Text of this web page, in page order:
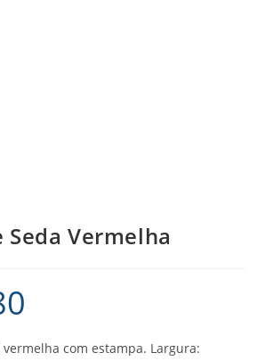
Seda Vermelha
com estampa. Largura: